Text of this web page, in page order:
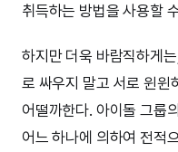
취득하는 방법을 사용할
하지만 더욱 바람직하게
로 싸우지 말고 서로 윈윈
어떨까한다. 아이돌 그룹
어느 하나에 의하여 전적